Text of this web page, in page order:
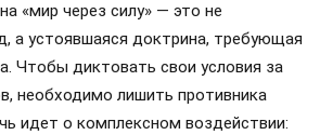
«мир через силу» — это не
а устоявшаяся доктрина, требующая
Чтобы диктовать свои условия за
необходимо лишить противника
идет о комплексном воздействии: